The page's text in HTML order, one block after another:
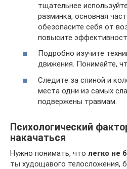
тщательнее
разминка, основная
обезопасите себя от
повысите
Подробно изучите
движения. Понимайте,
Следите за спиной и
места одни из самых
подвержены травмам.
Психологический
накачаться
Нужно понимать, что легко не
ты худощавого телосложения,